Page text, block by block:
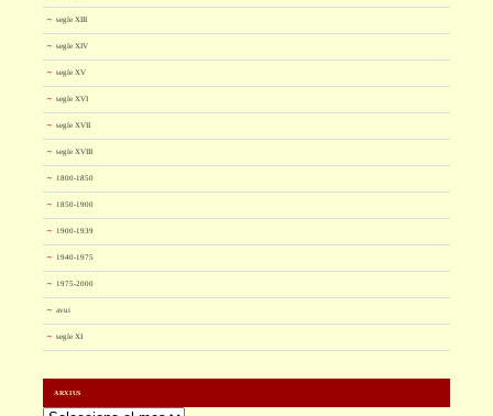
segle XIII
segle XIV
segle XV
segle XVI
segle XVII
segle XVIII
1800-1850
1850-1900
1900-1939
1940-1975
1975-2000
avui
segle XI
ARXIUS
Arxius